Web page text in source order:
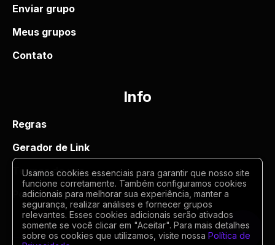
Enviar grupo
Meus grupos
Contato
Info
Regras
Gerador de Link
Termos de uso
Politica de privacidade
Usamos cookies essenciais para garantir que nosso site
funcione corretamente. Também configuramos cookies
adicionais para melhorar sua experiência, manter a
segurança, realizar análises e fornecer grupos
relevantes. Esses cookies adicionais serão ativados
somente se você clicar em "Aceitar". Para mais detalhes
sobre os cookies que utilizamos, visite nossa Política de